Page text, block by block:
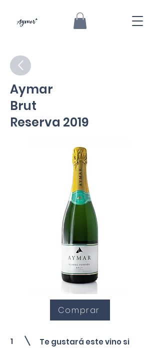
Aymar
Brut
Reserva 2019
Comprar
1 Te gustará este vino si